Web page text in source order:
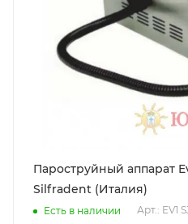
Пароструйный аппарат
Silfradent (Италия)
Есть в наличии Арт.: EV1